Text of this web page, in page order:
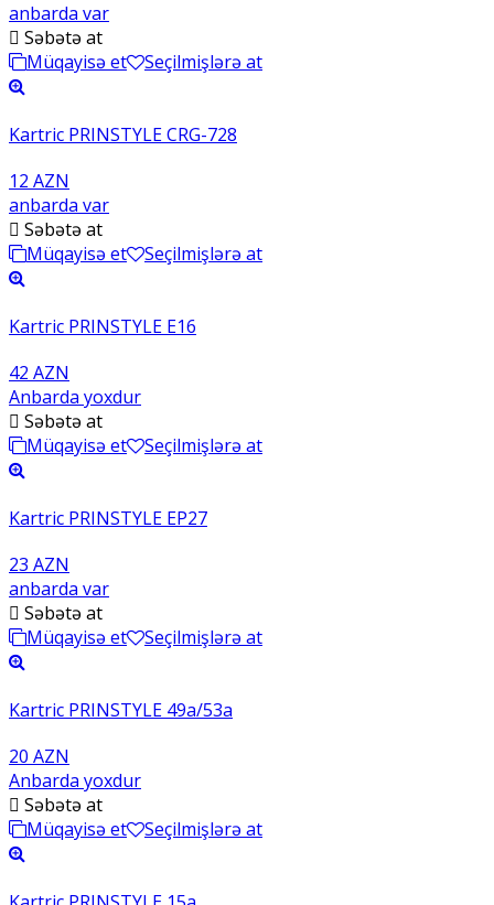
anbarda var
Səbətə at
Müqayisə et
Seçilmişlərə at
Kartric PRINSTYLE CRG-728
12 AZN
anbarda var
Səbətə at
Müqayisə et
Seçilmişlərə at
Kartric PRINSTYLE E16
42 AZN
Anbarda yoxdur
Səbətə at
Müqayisə et
Seçilmişlərə at
Kartric PRINSTYLE EP27
23 AZN
anbarda var
Səbətə at
Müqayisə et
Seçilmişlərə at
Kartric PRINSTYLE 49a/53a
20 AZN
Anbarda yoxdur
Səbətə at
Müqayisə et
Seçilmişlərə at